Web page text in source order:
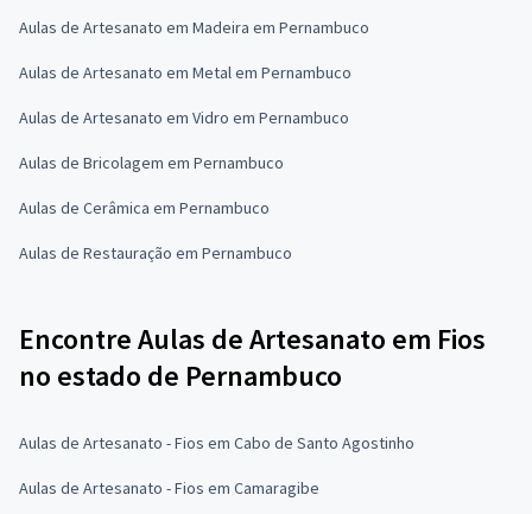
Aulas de Artesanato em Madeira em Pernambuco
Aulas de Artesanato em Metal em Pernambuco
Aulas de Artesanato em Vidro em Pernambuco
Aulas de Bricolagem em Pernambuco
Aulas de Cerâmica em Pernambuco
Aulas de Restauração em Pernambuco
Encontre Aulas de Artesanato em Fios
no estado de Pernambuco
Aulas de Artesanato - Fios em Cabo de Santo Agostinho
Aulas de Artesanato - Fios em Camaragibe